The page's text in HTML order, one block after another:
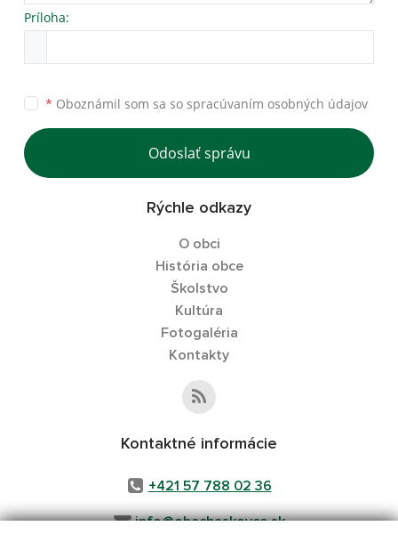
Príloha:
* Oboznámil som sa so spracúvaním osobných údajov
Odoslať správu
Rýchle odkazy
O obci
História obce
Školstvo
Kultúra
Fotogaléria
Kontakty
Kontaktné informácie
+421 57 788 02 36
info@obecbaskovce.sk